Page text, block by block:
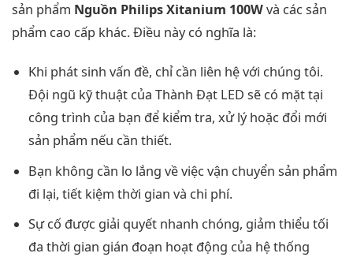
sản phẩm Nguồn Philips Xitanium 100Wvà các sản
phẩm cao cấp khác. Điều này có nghĩa là:
Khi phát sinh vấn đề, chỉ cần liên hệ với chúng tôi.
Đội ngũ kỹ thuật của Thành Đạt LED sẽ có mặt tại
công trình của bạn để kiểm tra, xử lý hoặc đổi mới
sản phẩm nếu cần thiết.
Bạn không cần lo lắng về việc vận chuyển sản phẩm
đi lại, tiết kiệm thời gian và chi phí.
Sự cố được giải quyết nhanh chóng, giảm thiểu tối
đa thời gian gián đoạn hoạt động của hệ thống